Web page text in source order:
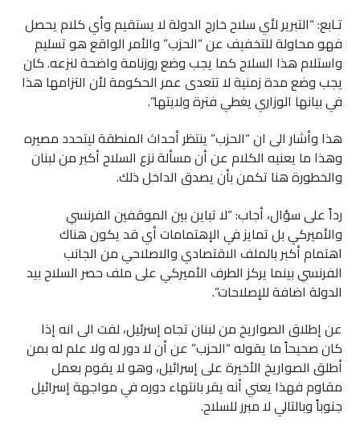
تـابع: “التبرير لأي سلاح خارج الدولة لا يستقيم وأي كلام يحصل
فهو محاولة للتخفيف عن “الحزب” والأمر الواقع هو تسليم
واستلام هذا السلاح كما يجب وضع روزنامة واضحة لنزعه. كان
يجب وضع مدة زمنية لا تتعدى عمر الحكومة لأن التزامها هذا
في بيانها الوزاري يغطي فترة ولايتها”.
هذا وأشار الى ان “الحزب” ينتظر أحداث المنطقة ليتحدد مصيره
وهذا ما يعنيه الكلام عن أن مسألة نزع السلاح أكبر من لبنان
والخطورة هنا تكمن بأن يصدق الداخل ذلك.
رداً على سؤال، أجاب: “لا تباين بين الموقفين الفرنسي
والأميركي بل تمايز في الإهتمامات أي قد يكون هناك
اهتمام أكبر بالملف الاقتصادي والاصلاحي من الجانب
الفرنسي بينما يركز الطرف الأميركي على ملف حصر السلاح بيد
الدولة اضافة للإصلاحات”.
عن إطلاق الصواريخ من لبنان تجاه إسرئيل، لفت الى انه إذا
كان صحيحاً ما يقوله “الحزب” عن أن لا دور له ولا علم له بمن
أطلق الصواريخ الأخيرة على إسرائيل، وهو لا يقوم بعمل
مقاوم فهذا يعني أنه يقر بانتهاء دوره في مواجهة إسرائيل
جنوباً وبالتالي لا مبرر للسلاح.